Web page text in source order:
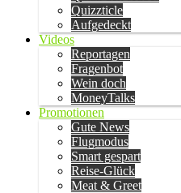
Quizzticle
Aufgedeckt
Videos
Reportagen
Fragenbot
Wein doch
MoneyTalks
Promotionen
Gute News
Flugmodus
Smart gespart
Reise-Glück
Meat & Greet